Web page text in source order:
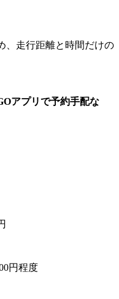
、走行距離と時間だけの
アプリで予約手配な
円程度